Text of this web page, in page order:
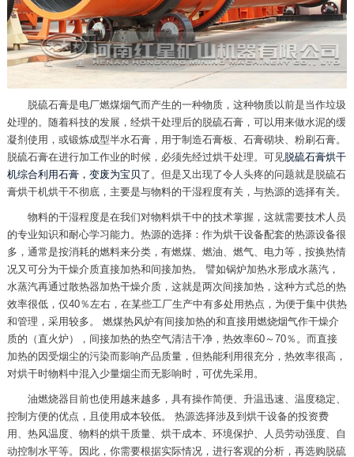
脱硫石膏是电厂燃煤烟气而产生的一种物质，这种物质以前是当作垃圾
处理的。随着科技的发展，经烘干处理后的脱硫石膏，可以用来做水泥的缓
凝剂使用，或锻炼成型半水石膏，用于制造石膏板、石膏砌块、粉刷石膏。
脱硫石膏在进行加工作业的时候，必须先经过烘干处理。可见脱硫石膏烘干
机综合利用石膏，变废为宝贝了。但是又出现了令人头疼的问题就是脱硫石
膏烘干机烘干不彻底，主要是与物料的干湿程度有关，与热源的选择有关。
物料的干湿程度是在我们对物料烘干中的技术掌握，这就需要技术人员
的专业知识和耐心学习能力。热源的选择：作为烘干设备配套的热源设备很
多，通常是按消耗的燃料来分类，有燃煤、燃油、燃气、电力等，按换热情
况又可分为干燥介质直接加热和间接加热。 譬如锅炉加热水形成水蒸汽，
水蒸汽再通过散热器加热干燥介质，这就是两次间接加热，这种方式总的热
效率很低，仅40％左右，在某些工厂生产中有多处用热点，为便于集中供热
和管理，采用较多。 燃煤热风炉有间接加热的和直接用燃烧烟气作干燥介
质的（直火炉），间接加热的热空气清洁干净，热效率60～70％。而直接
加热的因受烟尘的污染而影响产品质量，但热能利用很充分，热效率很高，
对烘干时物料中混入少量烟尘而无影响时，可优先采用。
油燃烧器目前也使用越来越多，具有操作简便、升温迅速、温度稳定、
控制方便的优点，且使用成本较低。 热源选择涉及到烘干设备的投资费
用、热风温度、物料的烘干质量、烘干成本、环境保护、人员劳动强度、自
动控制水平等。因此，你需要根据实际情况，进行客观的分析，再选购脱硫